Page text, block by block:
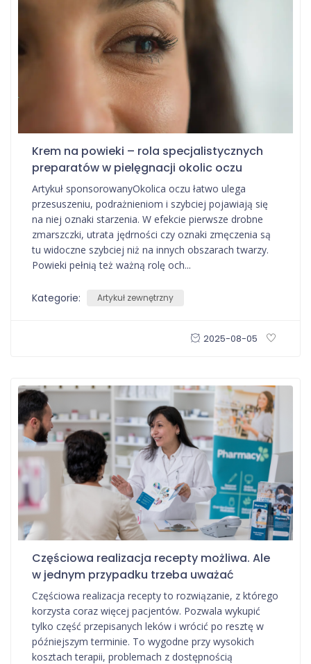
Krem na powieki – rola specjalistycznych
preparatów w pielęgnacji okolic oczu
Artykuł sponsorowanyOkolica oczu łatwo ulega
przesuszeniu, podrażnieniom i szybciej pojawiają się
na niej oznaki starzenia. W efekcie pierwsze drobne
zmarszczki, utrata jędrności czy oznaki zmęczenia są
tu widoczne szybciej niż na innych obszarach twarzy.
Powieki pełnią też ważną rolę och...
Kategorie: Artykuł zewnętrzny
2025-08-05
Częściowa realizacja recepty możliwa. Ale
w jednym przypadku trzeba uważać
Częściowa realizacja recepty to rozwiązanie, z którego
korzysta coraz więcej pacjentów. Pozwala wykupić
tylko część przepisanych leków i wrócić po resztę w
późniejszym terminie. To wygodne przy wysokich
kosztach terapii, problemach z dostępnością